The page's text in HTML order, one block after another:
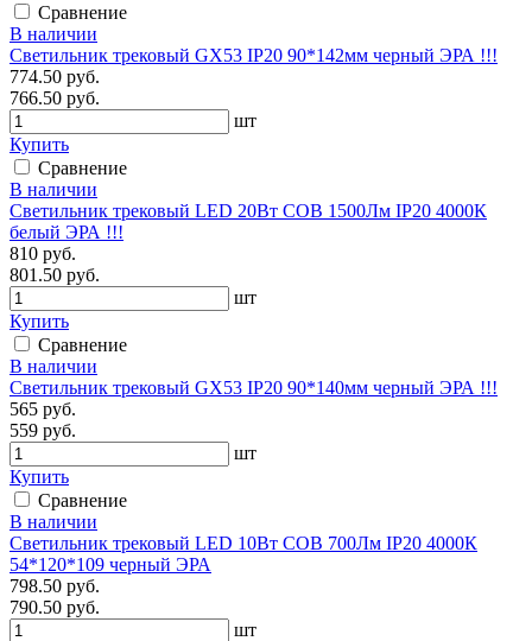
Сравнение
В наличии
Светильник трековый GX53 IP20 90*142мм черный ЭРА !!!
774.50 руб.
766.50 руб.
шт
Купить
Сравнение
В наличии
Светильник трековый LED 20Вт COB 1500Лм IP20 4000К
белый ЭРА !!!
810 руб.
801.50 руб.
шт
Купить
Сравнение
В наличии
Светильник трековый GX53 IP20 90*140мм черный ЭРА !!!
565 руб.
559 руб.
шт
Купить
Сравнение
В наличии
Светильник трековый LED 10Вт COB 700Лм IP20 4000К
54*120*109 черный ЭРА
798.50 руб.
790.50 руб.
шт